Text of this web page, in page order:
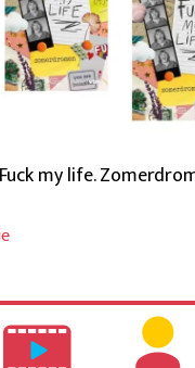
my life.